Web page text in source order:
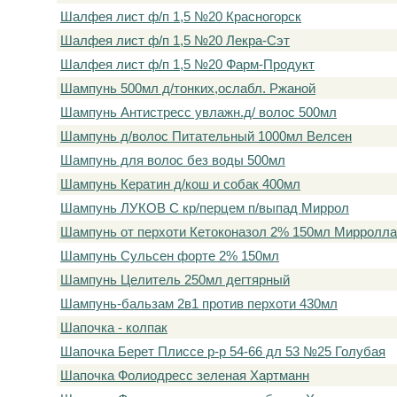
Шалфея лист ф/п 1,5 №20 Красногорск
Шалфея лист ф/п 1,5 №20 Лекра-Сэт
Шалфея лист ф/п 1,5 №20 Фарм-Продукт
Шампунь 500мл д/тонких,ослабл. Ржаной
Шампунь Антистресс увлажн.д/ волос 500мл
Шампунь д/волос Питательный 1000мл Велсен
Шампунь для волос без воды 500мл
Шампунь Кератин д/кош и собак 400мл
Шампунь ЛУКОВ С кр/перцем п/выпад Миррол
Шампунь от перхоти Кетоконазол 2% 150мл
Шампунь Сульсен форте 2% 150мл
Шампунь Целитель 250мл дегтярный
Шампунь-бальзам 2в1 против перхоти 430мл
Шапочка - колпак
Шапочка Берет Плиссе р-р 54-66 дл 53 №25 Голубая
Шапочка Фолиодресс зеленая Хартманн